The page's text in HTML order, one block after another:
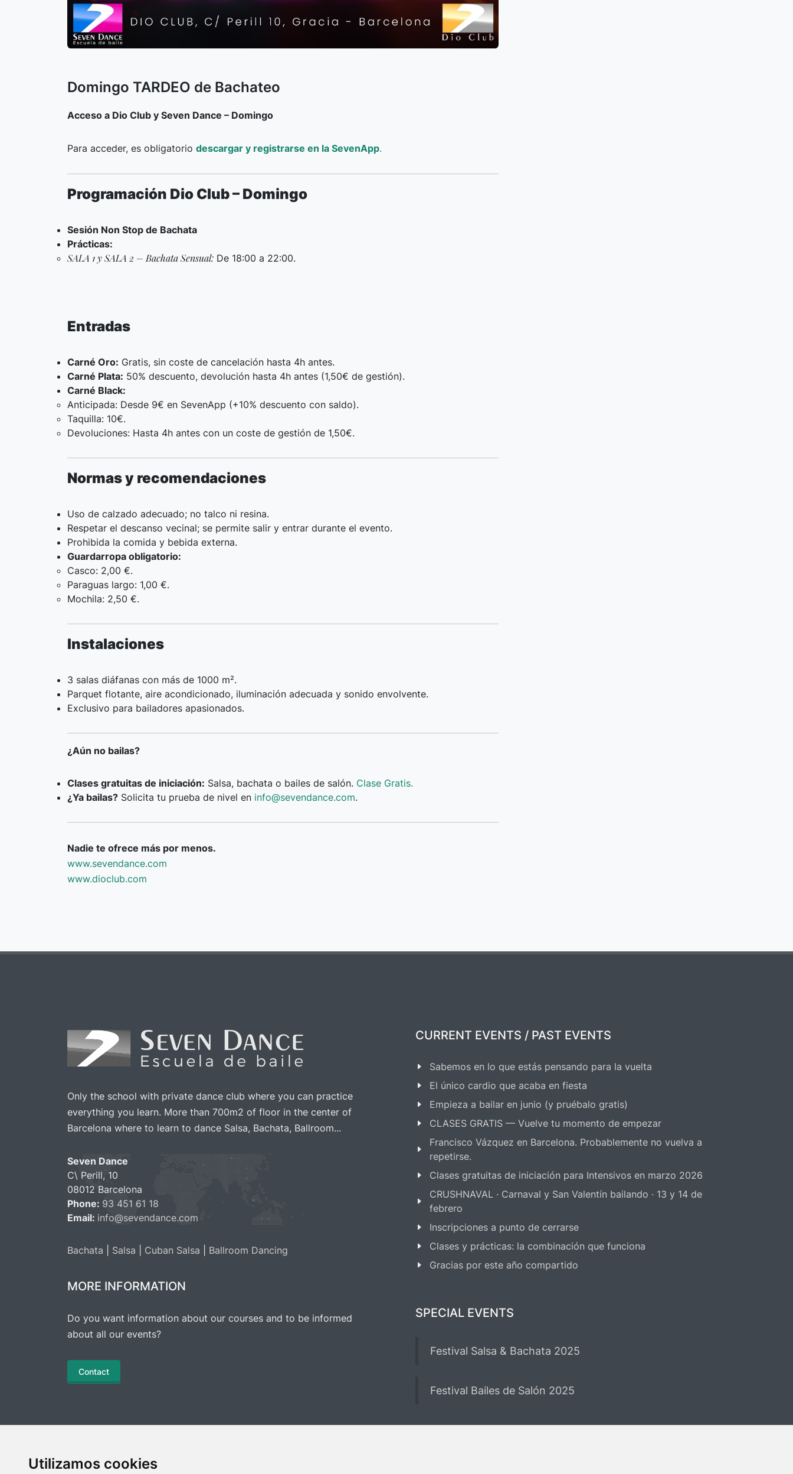
Utilizamos cookies
Domingo TARDEO de Bachateo
Acceso a Dio Club y Seven Dance – Domingo
Para acceder, es obligatoriodescargar y registrarse en la SevenApp.
Programación Dio Club – Domingo
Sesión Non Stop de Bachata
Prácticas:
SALA 1 y SALA 2 – Bachata Sensual: De 18:00 a 22:00.
Entradas
Carné Oro: Gratis, sin coste de cancelación hasta 4h antes.
Carné Plata: 50% descuento, devolución hasta 4h antes (1,50€ de gestión).
Carné Black:
Anticipada: Desde 9€ en SevenApp (+10% descuento con saldo).
Taquilla: 10€.
Devoluciones: Hasta 4h antes con un coste de gestión de 1,50€.
Normas y recomendaciones
Uso de calzado adecuado; no talco ni resina.
Respetar el descanso vecinal; se permite salir y entrar durante el evento.
Prohibida la comida y bebida externa.
Guardarropa obligatorio:
Casco: 2,00 €.
Paraguas largo: 1,00 €.
Mochila: 2,50 €.
Instalaciones
3 salas diáfanas con más de 1000 m².
Parquet flotante, aire acondicionado, iluminación adecuada y sonido envolvente.
Exclusivo para bailadores apasionados.
¿Aún no bailas?
Clases gratuitas de iniciación: Salsa, bachata o bailes de salón. Clase Gratis.
¿Ya bailas? Solicita tu prueba de nivel en info@sevendance.com.
Nadie te ofrece más por menos.
www.sevendance.com
www.dioclub.com
Only the school with private dance club where you can practice
everything you learn. More than 700m2 of floor in the center of
Barcelona where to learn to dance Salsa, Bachata, Ballroom...
Seven Dance
C\ Perill, 10
08012 Barcelona
Phone: 93 451 61 18
Email: info@sevendance.com
Bachata Salsa Cuban Salsa Ballroom Dancing
MORE INFORMATION
Do you want information about our courses and to be informed
about all our events?
Contact
CURRENT EVENTS / PAST EVENTS
Sabemos en lo que estás pensando para la vuelta
El único cardio que acaba en fiesta
Empieza a bailar en junio (y pruébalo gratis)
CLASES GRATIS — Vuelve tu momento de empezar
Francisco Vázquez en Barcelona. Probablemente no vuelva a
repetirse.
Clases gratuitas de iniciación para Intensivos en marzo 2026
CRUSHNAVAL · Carnaval y San Valentín bailando · 13 y 14 de
febrero
Inscripciones a punto de cerrarse
Clases y prácticas: la combinación que funciona
Gracias por este año compartido
SPECIAL EVENTS
Festival Salsa & Bachata 2025
Festival Bailes de Salón 2025